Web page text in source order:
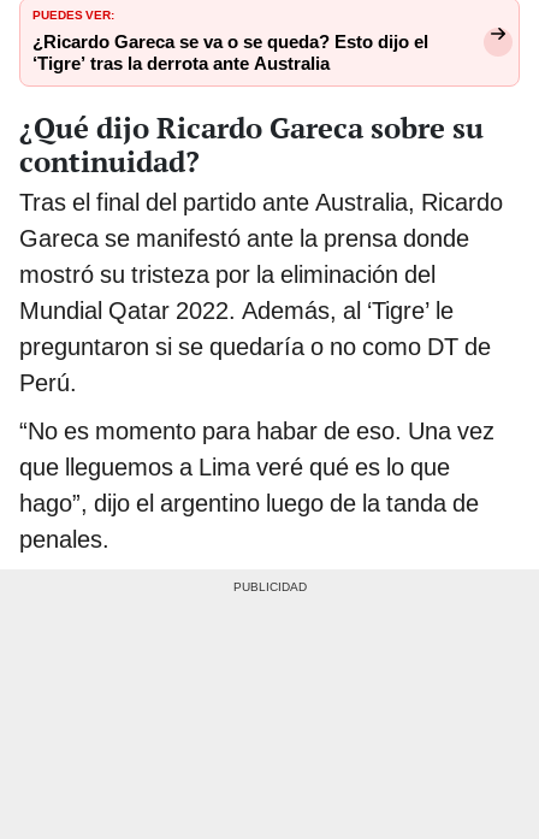
PUEDES VER:
¿Ricardo Gareca se va o se queda? Esto dijo el
‘Tigre’ tras la derrota ante Australia
¿Qué dijo Ricardo Gareca sobre su
continuidad?
Tras el final del partido ante Australia, Ricardo
Gareca se manifestó ante la prensa donde
mostró su tristeza por la eliminación del
Mundial Qatar 2022. Además, al ‘Tigre’ le
preguntaron si se quedaría o no como DT de
Perú.
“No es momento para habar de eso. Una vez
que lleguemos a Lima veré qué es lo que
hago”, dijo el argentino luego de la tanda de
penales.